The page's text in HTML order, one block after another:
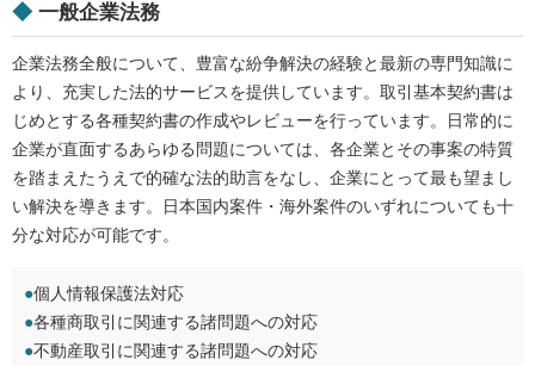
◆ 一般企業法務
企業法務全般について、豊富な紛争解決の経験と最新の専門知識に
より、充実した法的サービスを提供しています。取引基本契約書は
じめとする各種契約書の作成やレビューを行っています。日常的に
企業が直面するあらゆる問題については、各企業とその事案の特質
を踏まえたうえで的確な法的助言をなし、企業にとって最も望まし
い解決を導きます。日本国内案件・海外案件のいずれについても十
分な対応が可能です。
●個人情報保護法対応
●各種商取引に関連する諸問題への対応
●不動産取引に関連する諸問題への対応